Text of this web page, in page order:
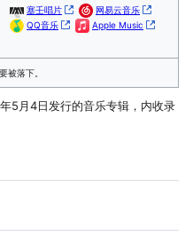
塞壬唱片
网易云音乐
QQ音乐
Apple Music
被落下。
5月4日发行的音乐专辑，内收录